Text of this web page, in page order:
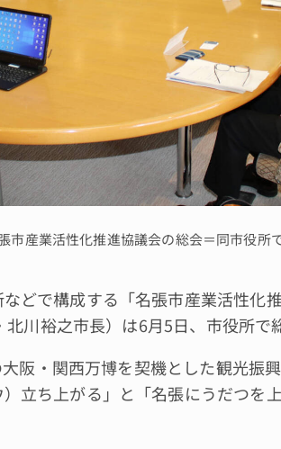
市産業活性化推進協議会の総会＝同市役所
どで構成する「名張市産業活性化
川裕之市長）は6月5日、市役所で
阪・関西万博を契機とした観光振
立ち上がる」と「名張にうだつを